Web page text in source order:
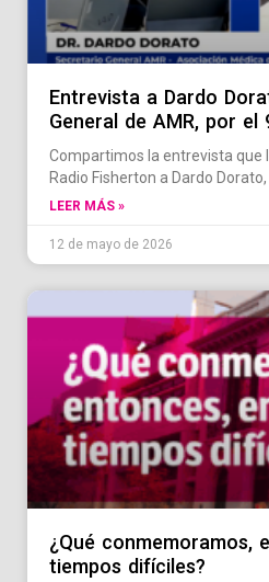
Entrevista a Dardo
General de AMR, por el
Compartimos la entrevista que
Radio Fisherton a Dardo Dorato,
LEER MÁS »
12 de mayo de 2026
¿Qué conmemoramos,
tiempos difíciles?